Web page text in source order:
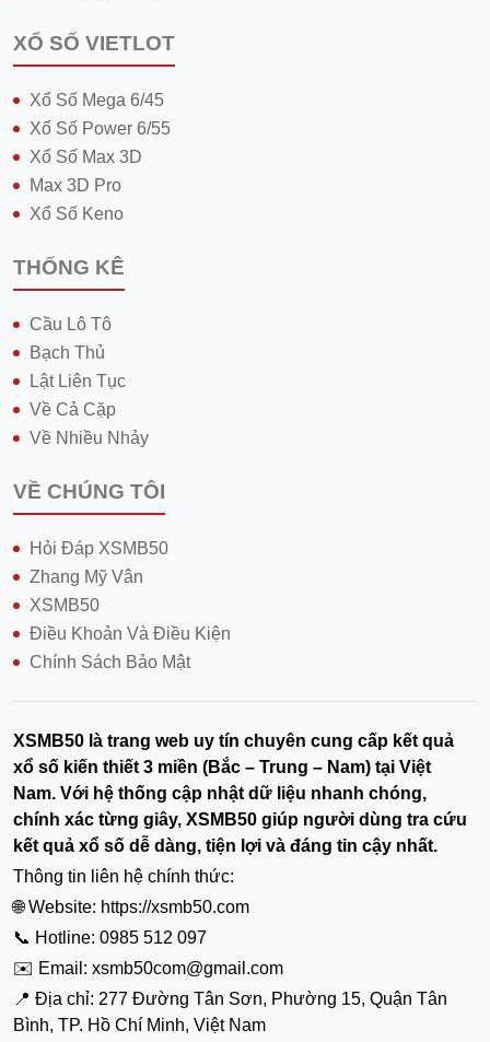
XỔ SỐ VIETLOT
Xổ Số Mega 6/45
Xổ Số Power 6/55
Xổ Số Max 3D
Max 3D Pro
Xổ Số Keno
THỐNG KÊ
Cầu Lô Tô
Bạch Thủ
Lật Liên Tục
Về Cả Cặp
Về Nhiều Nhảy
VỀ CHÚNG TÔI
Hỏi Đáp XSMB50
Zhang Mỹ Vân
XSMB50
Điều Khoản Và Điều Kiện
Chính Sách Bảo Mật
XSMB50 là trang web uy tín chuyên cung cấp kết quả
xổ số kiến thiết 3 miền (Bắc – Trung – Nam) tại Việt
Nam. Với hệ thống cập nhật dữ liệu nhanh chóng,
chính xác từng giây, XSMB50 giúp người dùng tra cứu
kết quả xổ số dễ dàng, tiện lợi và đáng tin cậy nhất.
Thông tin liên hệ chính thức:
🌐 Website: https://xsmb50.com
📞 Hotline: 0985 512 097
✉️ Email: xsmb50com@gmail.com
📍 Địa chỉ: 277 Đường Tân Sơn, Phường 15, Quận Tân
Bình, TP. Hồ Chí Minh, Việt Nam